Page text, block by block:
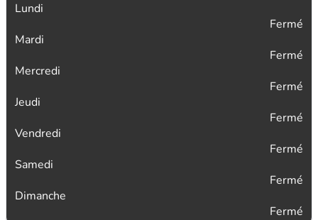
Lundi
Fermé
Mardi
Fermé
Mercredi
Fermé
Jeudi
Fermé
Vendredi
Fermé
Samedi
Fermé
Dimanche
Fermé